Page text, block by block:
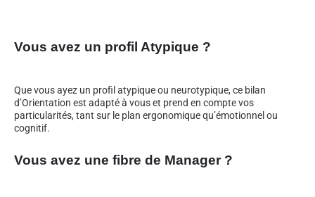
Vous avez un profil Atypique ?
Que vous ayez un profil atypique ou neurotypique, ce bilan
d’Orientation est adapté à vous et prend en compte vos
particularités, tant sur le plan ergonomique qu’émotionnel ou
cognitif.
Vous avez une fibre de Manager ?